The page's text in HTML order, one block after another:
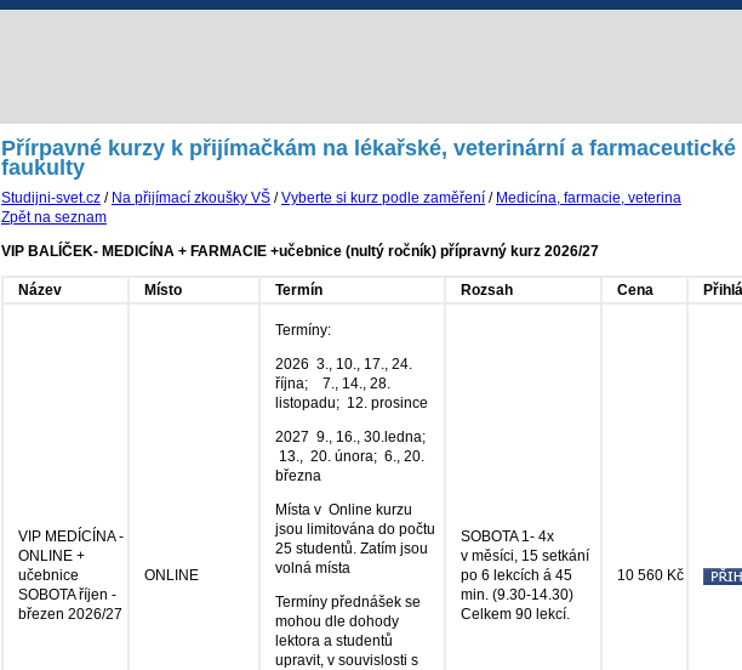
Přírpavné kurzy k přijímačkám na lékařské, veterinární a farmaceutické
faukulty
Studijni-svet.cz / Na přijímací zkoušky VŠ /Vyberte si kurz podle zaměření / Medicína, farmacie, veterina
Zpět na seznam
VIP BALÍČEK- MEDICÍNA + FARMACIE +učebnice (nultý ročník) přípravný kurz 2026/27
Název Místo Termín Rozsah Cena
VIP MEDÍCÍNA -
ONLINE +
učebnice
SOBOTA říjen -
březen 2026/27
ONLINE
Termíny:
2026 3., 10., 17., 24.
října; 7., 14., 28.
listopadu; 12. prosince
2027 9., 16., 30.ledna;
13., 20. února; 6., 20.
března
Místa v Online kurzu
jsou limitována do počtu
25 studentů. Zatím jsou
volná místa
Termíny přednášek se
mohou dle dohody
lektora a studentů
upravit, v souvislosti s
SOBOTA 1- 4x
v měsíci, 15 setkání
po 6 lekcích á 45
min. (9.30-14.30)
Celkem 90 lekcí.
10 560 Kč